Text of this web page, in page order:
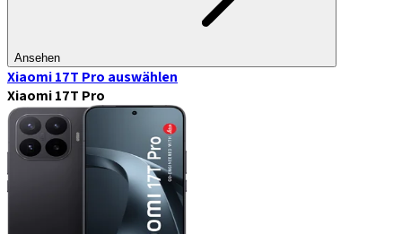
Ansehen
Xiaomi 17T Pro auswählen
Xiaomi 17T Pro